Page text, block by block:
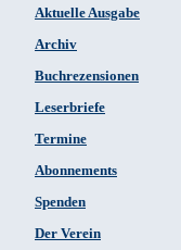
Aktuelle Ausgabe
Archiv
Buchrezensionen
Leserbriefe
Termine
Abonnements
Spenden
Der Verein